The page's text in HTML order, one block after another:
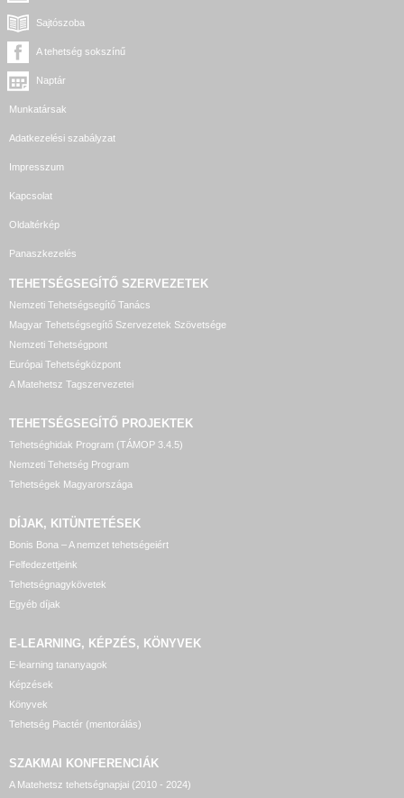
Sajtószoba
A tehetség sokszínű
Naptár
Munkatársak
Adatkezelési szabályzat
Impresszum
Kapcsolat
Oldaltérkép
Panaszkezelés
TEHETSÉGSEGÍTŐ SZERVEZETEK
Nemzeti Tehetségsegítő Tanács
Magyar Tehetségsegítő Szervezetek Szövetsége
Nemzeti Tehetségpont
Európai Tehetségközpont
A Matehetsz Tagszervezetei
TEHETSÉGSEGÍTŐ PROJEKTEK
Tehetséghidak Program (TÁMOP 3.4.5)
Nemzeti Tehetség Program
Tehetségek Magyarországa
DÍJAK, KITÜNTETÉSEK
Bonis Bona – A nemzet tehetségeiért
Felfedezettjeink
Tehetségnagykövetek
Egyéb díjak
E-LEARNING, KÉPZÉS, KÖNYVEK
E-learning tananyagok
Képzések
Könyvek
Tehetség Piactér (mentorálás)
SZAKMAI KONFERENCIÁK
A Matehetsz tehetségnapjai (2010 - 2024)